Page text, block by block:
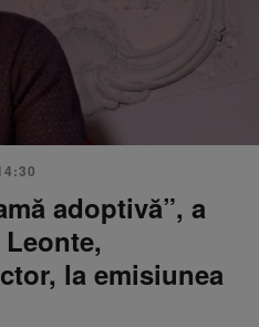
adoptivă”, a
la emisiunea